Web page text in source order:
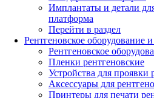
Имплантаты и детали
платформа
Перейти в раздел
Рентгеновское оборудование
Рентгеновское
Пленки рентгеновские
Устройства для проявки
Аксессуары для
Принтеры для печати